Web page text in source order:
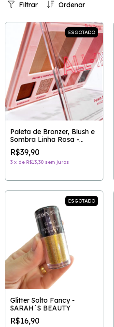
Ordenar
Filtrar
ESGOTADO
Paleta de Bronzer, Blush e
Sombra Linha Rosa -
RUBY ROSE
R$39,90
3 x de R$13,30 sem juros
ESGOTADO
Glitter Solto Fancy -
SARAH´S BEAUTY
R$16,90